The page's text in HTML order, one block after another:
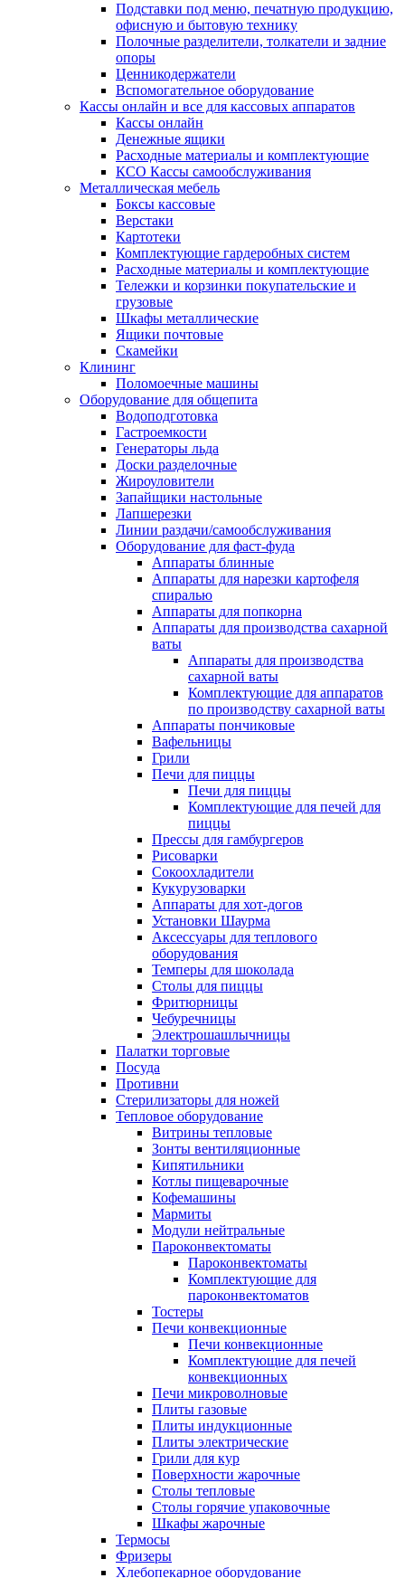
Подставки под меню, печатную продукцию,
офисную и бытовую технику
Полочные разделители, толкатели и задние
опоры
Ценникодержатели
Вспомогательное оборудование
Кассы онлайн и все для кассовых аппаратов
Кассы онлайн
Денежные ящики
Расходные материалы и комплектующие
КСО Кассы самообслуживания
Металлическая мебель
Боксы кассовые
Верстаки
Картотеки
Комплектующие гардеробных систем
Расходные материалы и комплектующие
Тележки и корзинки покупательские и
грузовые
Шкафы металлические
Ящики почтовые
Скамейки
Клининг
Поломоечные машины
Оборудование для общепита
Водоподготовка
Гастроемкости
Генераторы льда
Доски разделочные
Жироуловители
Запайщики настольные
Лапшерезки
Линии раздачи/самообслуживания
Оборудование для фаст-фуда
Аппараты блинные
Аппараты для нарезки картофеля
спиралью
Аппараты для попкорна
Аппараты для производства сахарной
ваты
Аппараты для производства
сахарной ваты
Комплектующие для аппаратов
по производству сахарной ваты
Аппараты пончиковые
Вафельницы
Грили
Печи для пиццы
Печи для пиццы
Комплектующие для печей для
пиццы
Прессы для гамбургеров
Рисоварки
Сокоохладители
Кукурузоварки
Аппараты для хот-догов
Установки Шаурма
Аксессуары для теплового
оборудования
Темперы для шоколада
Столы для пиццы
Фритюрницы
Чебуречницы
Электрошашлычницы
Палатки торговые
Посуда
Противни
Стерилизаторы для ножей
Тепловое оборудование
Витрины тепловые
Зонты вентиляционные
Кипятильники
Котлы пищеварочные
Кофемашины
Мармиты
Модули нейтральные
Пароконвектоматы
Пароконвектоматы
Комплектующие для
пароконвектоматов
Тостеры
Печи конвекционные
Печи конвекционные
Комплектующие для печей
конвекционных
Печи микроволновые
Плиты газовые
Плиты индукционные
Плиты электрические
Грили для кур
Поверхности жарочные
Столы тепловые
Столы горячие упаковочные
Шкафы жарочные
Термосы
Фризеры
Хлебопекарное оборудование